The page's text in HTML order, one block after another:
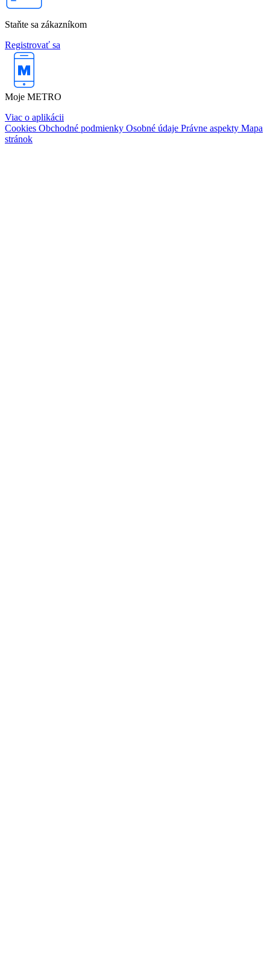
Staňte sa zákazníkom
Registrovať sa
Moje METRO
Viac o aplikácii
Cookies Obchodné podmienky Osobné údaje Právne aspekty Mapa
stránok